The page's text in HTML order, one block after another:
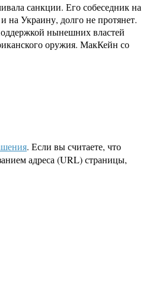
санкции. Его собеседник на
на Украину, долго не протянет.
нынешних властей
оружия. МакКейн со
. Если вы считаете, что
адреса (URL) страницы,